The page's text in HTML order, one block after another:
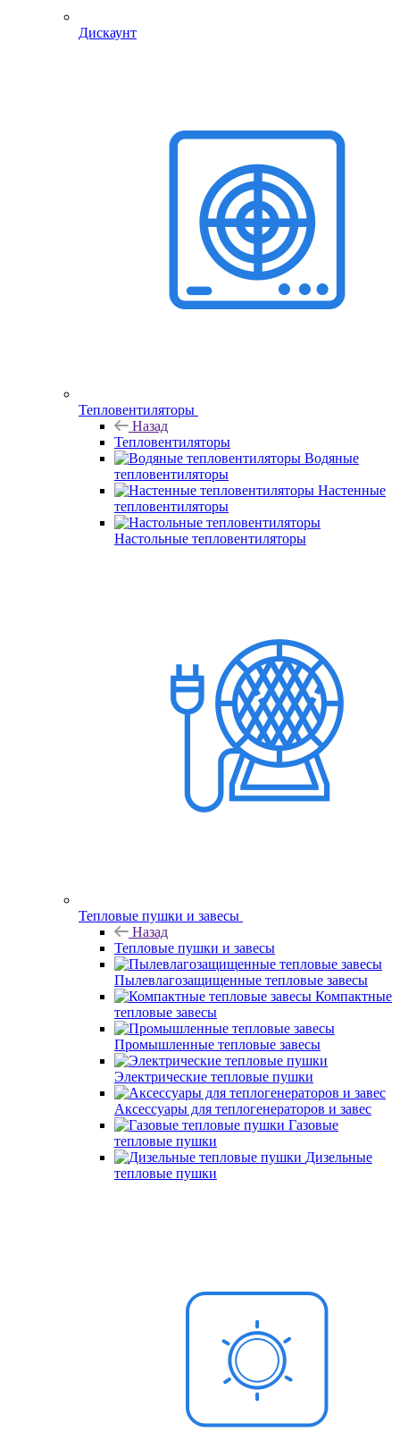
Дискаунт
Тепловентиляторы
Назад
Тепловентиляторы
Водяные
тепловентиляторы
Настенные
тепловентиляторы
Настольные тепловентиляторы
Тепловые пушки и завесы
Назад
Тепловые пушки и завесы
Пылевлагозащищенные тепловые завесы
Компактные
тепловые завесы
Промышленные тепловые завесы
Электрические тепловые пушки
Аксессуары для теплогенераторов и завес
Газовые
тепловые пушки
Дизельные
тепловые пушки